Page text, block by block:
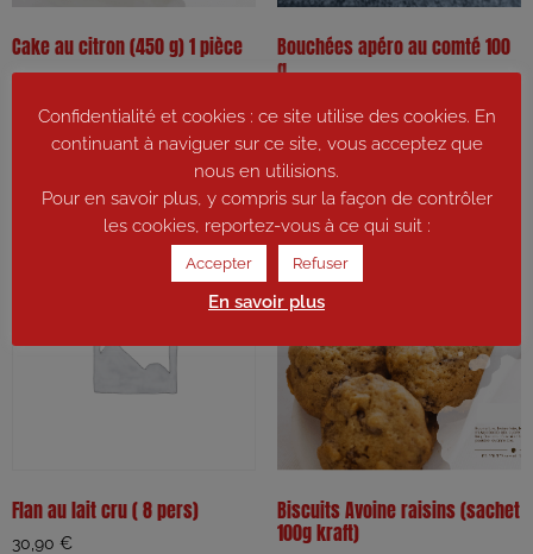
Cake au citron (450 g) 1 pièce
8,80
Ajouter au panier
Bouchées apéro au comté 100
g
Ajouter au panier
Flan au lait cru ( 8 pers)
30,90 €
Biscuits Avoine raisins (sachet
100g kraft)
Confidentialité et cookies : ce site utilise des cookies. En
continuant à naviguer sur ce site, vous acceptez que
nous en utilisions.
Pour en savoir plus, y compris sur la façon de contrôler
les cookies, reportez-vous à ce qui suit :
Accepter Refuser
En savoir plus